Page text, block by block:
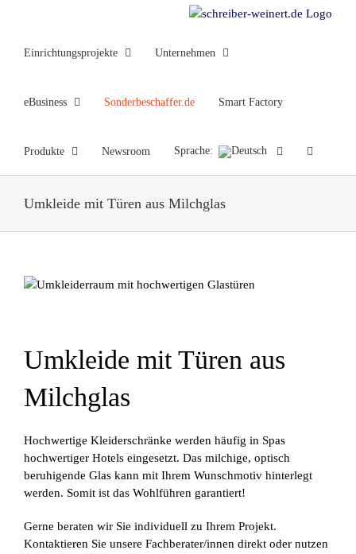
Einrichtungsprojekte Unternehmen
eBusiness Sonderbeschaffer.de Smart Factory
Produkte Newsroom Sprache:
Umkleide mit Türen aus Milchglas
Umkleide mit Türen aus
Milchglas
Hochwertige Kleiderschränke werden häufig in Spas
hochwertiger Hotels eingesetzt. Das milchige, optisch
beruhigende Glas kann mit Ihrem Wunschmotiv hinterlegt
werden. Somit ist das Wohlführen garantiert!
Gerne beraten wir Sie individuell zu Ihrem Projekt.
Kontaktieren Sie unsere Fachberater/innen direkt oder nutzen